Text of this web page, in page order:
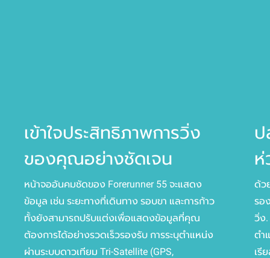
เข้าใจประสิทธิภาพการวิ่ง
ของคุณอย่างชัดเจน
หน้าจออันคมชัดของ Forerunner 55 จะแสดง
ข้อมูล เช่น ระยะทางที่เดินทาง รอบขา และการก้าว
ทั้งยังสามารถปรับแต่งเพื่อแสดงข้อมูลที่คุณ
ต้องการได้อย่างรวดเร็วรองรับ การระบุตำแหน่ง
ผ่านระบบดาวเทียม Tri-Satellite (GPS,
ป
ด้ว
รอ
วิ่ง
ตำ
เรี